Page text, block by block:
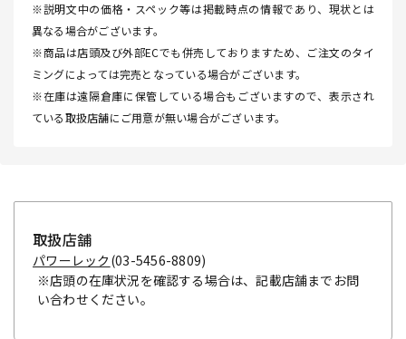
※説明文中の価格・スペック等は掲載時点の情報であり、現状とは
異なる場合がございます。
※商品は店頭及び外部ECでも併売しておりますため、ご注文のタイ
ミングによっては完売となっている場合がございます。
※在庫は遠隔倉庫に保管している場合もございますので、表示され
ている取扱店舗にご用意が無い場合がございます。
取扱店舗
パワーレック (03-5456-8809)
※店頭の在庫状況を確認する場合は、記載店舗までお問
い合わせください。